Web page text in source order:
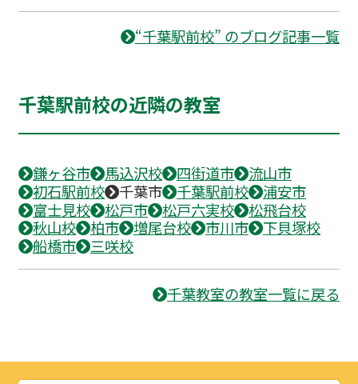
“千葉駅前校” のブログ記事一覧
千葉駅前校の近隣の教室
鎌ヶ谷市 馬込沢校 四街道市
流山市
初石駅前校
千葉市 千葉駅前校
浦安市
富士見校
松戸市 松戸六実校
松飛台校
秋山校
柏市 増尾台校 市川市
下貝塚校
船橋市
三咲校
千葉教室の教室一覧に戻る